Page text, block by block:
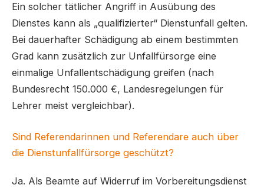
Ein solcher tätlicher Angriff in Ausübung des
Dienstes kann als „qualifizierter“ Dienstunfall gelten.
Bei dauerhafter Schädigung ab einem bestimmten
Grad kann zusätzlich zur Unfallfürsorge eine
einmalige Unfallentschädigung greifen (nach
Bundesrecht 150.000 €, Landesregelungen für
Lehrer meist vergleichbar).
Sind Referendarinnen und Referendare auch über
die Dienstunfallfürsorge geschützt?
Ja. Als Beamte auf Widerruf im Vorbereitungsdienst